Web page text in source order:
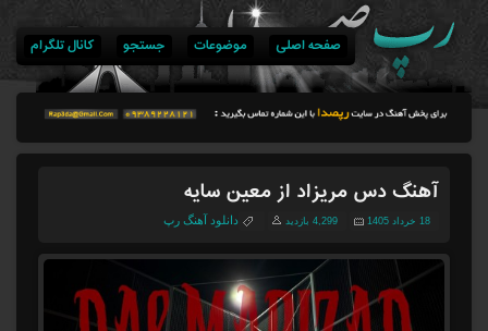
صفحه اصلی موضوعات جستجو کانال تلگرام
آهنگ دس مریزاد از معین سایه
18 خرداد 1405 4,299 بازدید دانلود آهنگ رپ